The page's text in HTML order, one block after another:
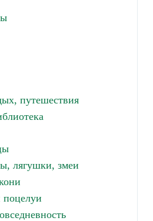
путешествия
лягушки, змеи